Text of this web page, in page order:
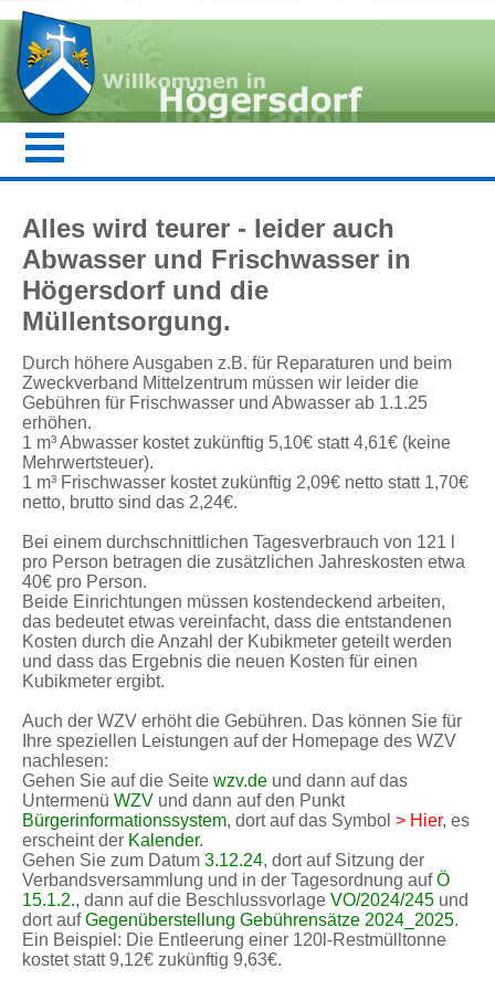
Alles wird teurer - leider auch
Abwasser und Frischwasser in
Högersdorf und die
Müllentsorgung.
Durch höhere Ausgaben z.B. für Reparaturen und beim
Zweckverband Mittelzentrum müssen wir leider die
Gebühren für Frischwasser und Abwasser ab 1.1.25
erhöhen.
1 m³ Abwasser kostet zukünftig 5,10€ statt 4,61€ (keine
Mehrwertsteuer).
1 m³ Frischwasser kostet zukünftig 2,09€ netto statt 1,70€
netto, brutto sind das 2,24€.
Bei einem durchschnittlichen Tagesverbrauch von 121 l
pro Person betragen die zusätzlichen Jahreskosten etwa
40€ pro Person.
Beide Einrichtungen müssen kostendeckend arbeiten,
das bedeutet etwas vereinfacht, dass die entstandenen
Kosten durch die Anzahl der Kubikmeter geteilt werden
und dass das Ergebnis die neuen Kosten für einen
Kubikmeter ergibt.
Auch der WZV erhöht die Gebühren. Das können Sie für
Ihre speziellen Leistungen auf der Homepage des WZV
nachlesen:
Gehen Sie auf die Seite wzv.de und dann auf das
Untermenü WZV und dann auf den Punkt
Bürgerinformationssystem, dort auf das Symbol > Hier, es
erscheint der Kalender.
Gehen Sie zum Datum 3.12.24, dort auf Sitzung der
Verbandsversammlung und in der Tagesordnung aufÖ
15.1.2., dann auf die Beschlussvorlage VO/2024/245 und
dort aufGegenüberstellung Gebührensätze 2024_2025.
Ein Beispiel: Die Entleerung einer 120l-Restmülltonne
kostet statt 9,12€ zukünftig 9,63€.